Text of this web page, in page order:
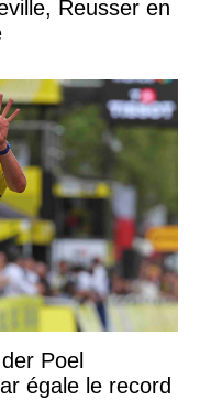
Reusser en
Poel
égale le record